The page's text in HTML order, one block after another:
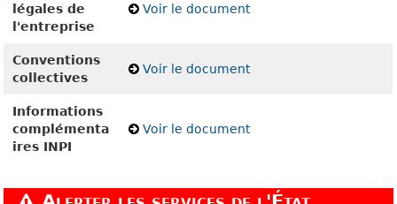
légales de
l'entreprise
Voir le document
Conventions
collectives
Voir le document
Informations
complémenta
ires INPI
Voir le document